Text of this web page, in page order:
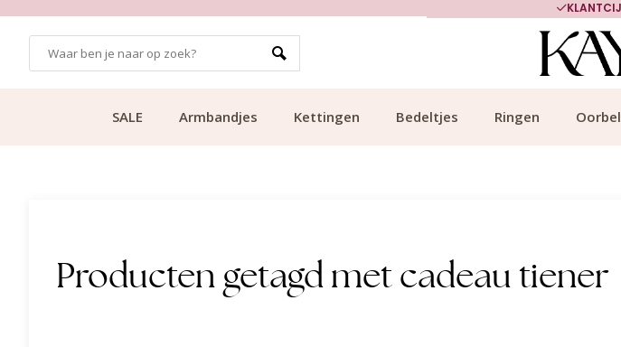
700.000+
SALE Armbandjes Kettingen Bedeltjes Ringen
Producten getagd met cadeau tiener